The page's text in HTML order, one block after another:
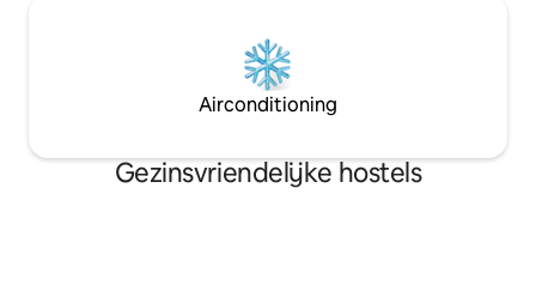
Airconditioning
Gezinsvriendelijke hostels